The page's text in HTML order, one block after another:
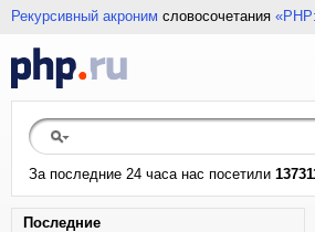
Рекурсивный акроним словосочетания
За последние 24 часа нас посетили
Последние